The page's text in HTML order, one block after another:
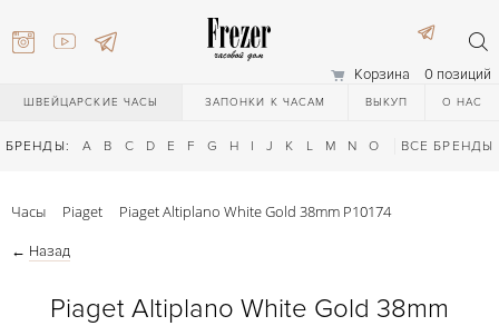
Корзина 0 позиций
ШВЕЙЦАРСКИЕ ЧАСЫ ЗАПОНКИ К ЧАСАМ ВЫКУП О НАС
БРЕНДЫ: A B C D E F G H I J K L M N O Q R S T
ВСЕ БРЕНДЫ
Часы Piaget Piaget Altiplano White Gold 38mm P10174
← Назад
Piaget Altiplano White Gold 38mm